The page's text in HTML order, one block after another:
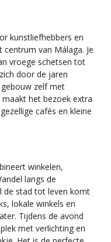
kunstliefhebbers en
van Málaga. Je
vroege schetsen tot
door de jaren
zelf met
het bezoek extra
cafés en kleine
winkelen,
langs de
de stad tot leven komt
lokale winkels en
Tijdens de avond
met verlichting en